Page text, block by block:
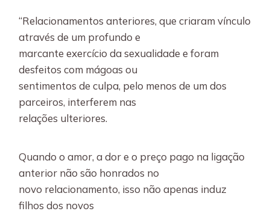
“Relacionamentos anteriores, que criaram vínculo
através de um profundo e
marcante exercício da sexualidade e foram
desfeitos com mágoas ou
sentimentos de culpa, pelo menos de um dos
parceiros, interferem nas
relações ulteriores.
Quando o amor, a dor e o preço pago na ligação
anterior não são honrados no
novo relacionamento, isso não apenas induz
filhos dos novos